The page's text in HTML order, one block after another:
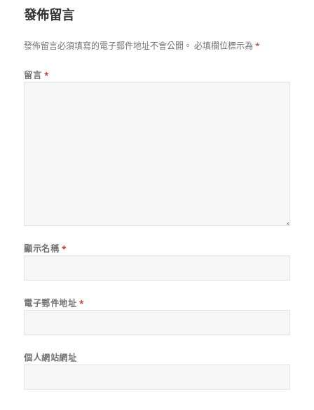
發佈留言
發佈留言必須填寫的電子郵件地址不會公開。 必填欄位標示為*
留言 *
顯示名稱 *
電子郵件地址 *
個人網站網址